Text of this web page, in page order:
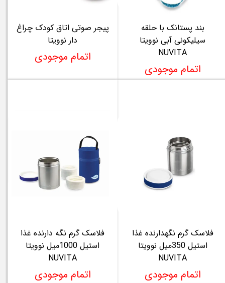
بند پستانک با حلقه
سیلیکونی آبی نوویتا
NUVITA
اتمام موجودی
پیجر صوتی اتاق کودک چراغ
دار نوویتا
اتمام موجودی
فلاسک گرم نگهدارنده غذا
استیل 350میل نوویتا
NUVITA
اتمام موجودی
فلاسک گرم نگه دارنده غذا
استیل 1000میل نوویتا
NUVITA
اتمام موجودی